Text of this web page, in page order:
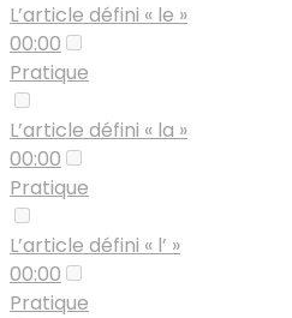
L’article défini « le »
00:00
Pratique
L’article défini « la »
00:00
Pratique
L’article défini « l’ »
00:00
Pratique